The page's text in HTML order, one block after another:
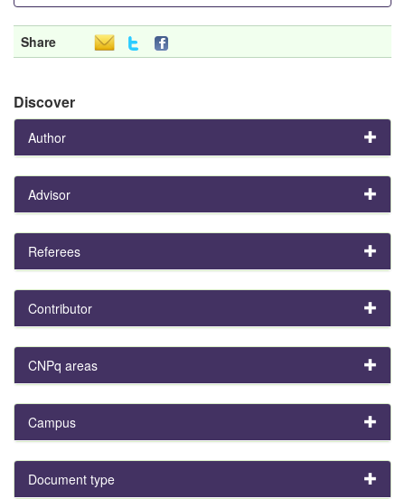
Share
Discover
Author
Advisor
Referees
Contributor
CNPq areas
Campus
Document type